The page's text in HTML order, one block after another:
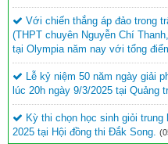
Với chiến thắng áp đảo trong
(THPT chuyên Nguyễn Chí
tại Olympia năm nay với tổng
Lễ kỷ niệm 50 năm ngày giải
lúc 20h ngày 9/3/2025 tại Quảng
Kỳ thi chọn học sinh giỏi
2025 tại Hội đồng thi Đắk Song.